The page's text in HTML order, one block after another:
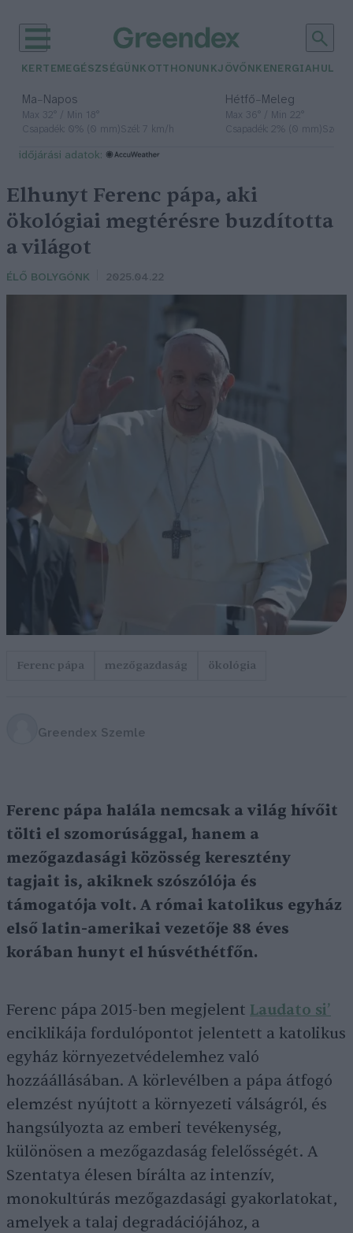
KERTEM EGÉSZSÉGÜNK OTTHONUNKJÖVŐNK ENERGIA
Ma– Napos
Max 32° / Min 18°
Csapadék: 0% (0 mm)Szél: 7 km/h
Hétfő– Meleg
Max 36° / Min 22°
Csapadék: 2% (0 mm)Szél:
időjárási adatok:
Elhunyt Ferenc pápa, aki
ökológiai megtérésre buzdította
a világot
ÉLŐ BOLYGÓNK 2025.04.22
Ferenc pápa mezőgazdaság ökológia
Greendex Szemle
Ferenc pápa halála nemcsak a világ hívőit
tölti el szomorúsággal, hanem a
mezőgazdasági közösség keresztény
tagjait is, akiknek szószólója és
támogatója volt. A római katolikus egyház
első latin-amerikai vezetője 88 éves
korában hunyt el húsvéthétfőn.
Ferenc pápa 2015-ben megjelent Laudato si’
enciklikája fordulópontot jelentett a katolikus
egyház környezetvédelemhez való
hozzáállásában. A körlevélben a pápa átfogó
elemzést nyújtott a környezeti válságról, és
hangsúlyozta az emberi tevékenység,
különösen a mezőgazdaság felelősségét. A
Szentatya élesen bírálta az intenzív,
monokultúrás mezőgazdasági gyakorlatokat,
amelyek a talaj degradációjához, a